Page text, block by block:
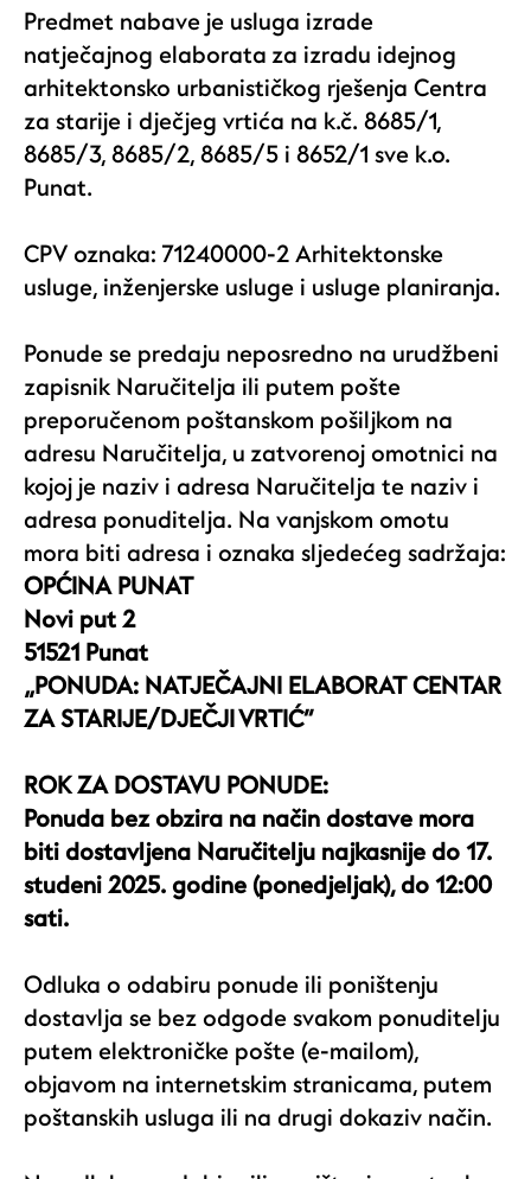
Predmet nabave je usluga izrade
natječajnog elaborata za izradu idejnog
arhitektonsko urbanističkog rješenja Centra
za starije i dječjeg vrtića na k.č. 8685/1,
8685/3, 8685/2, 8685/5 i 8652/1 sve k.o.
Punat.
CPV oznaka: 71240000-2 Arhitektonske
usluge, inženjerske usluge i usluge planiranja.
Ponude se predaju neposredno na urudžbeni
zapisnik Naručitelja ili putem pošte
preporučenom poštanskom pošiljkom na
adresu Naručitelja, u zatvorenoj omotnici na
kojoj je naziv i adresa Naručitelja te naziv i
adresa ponuditelja. Na vanjskom omotu
mora biti adresa i oznaka sljedećeg sadržaja:
OPĆINA PUNAT
Novi put 2
51521 Punat
„PONUDA: NATJEČAJNI ELABORAT CENTAR
ZA STARIJE/DJEČJI VRTIĆ“
ROK ZA DOSTAVU PONUDE:
Ponuda bez obzira na način dostave mora
biti dostavljena Naručitelju najkasnije do 17.
studeni 2025. godine (ponedjeljak), do 12:00
sati.
Odluka o odabiru ponude ili poništenju
dostavlja se bez odgode svakom ponuditelju
putem elektroničke pošte (e-mailom),
objavom na internetskim stranicama, putem
poštanskih usluga ili na drugi dokaziv način.